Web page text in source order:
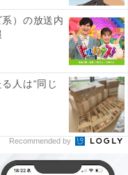
した矛盾した感情
系）の放送内
人は“同じ
Recommended by